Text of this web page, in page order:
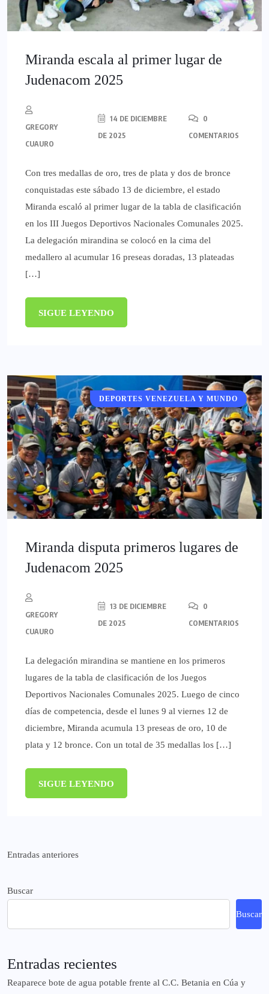
Miranda escala al primer lugar de
Judenacom 2025
GREGORY
CUAURO
14 DE DICIEMBRE
DE 2025
0
COMENTARIOS
Con tres medallas de oro, tres de plata y dos de bronce
conquistadas este sábado 13 de diciembre, el estado
Miranda escaló al primer lugar de la tabla de clasificación
en los III Juegos Deportivos Nacionales Comunales 2025.
La delegación mirandina se colocó en la cima del
medallero al acumular 16 preseas doradas, 13 plateadas
[…]
SIGUE LEYENDO
DEPORTES
DEPORTES VENEZUELA Y MUNDO
Miranda disputa primeros lugares de
Judenacom 2025
GREGORY
CUAURO
13 DE DICIEMBRE
DE 2025
0
COMENTARIOS
La delegación mirandina se mantiene en los primeros
lugares de la tabla de clasificación de los Juegos
Deportivos Nacionales Comunales 2025. Luego de cinco
días de competencia, desde el lunes 9 al viernes 12 de
diciembre, Miranda acumula 13 preseas de oro, 10 de
plata y 12 bronce. Con un total de 35 medallas los […]
SIGUE LEYENDO
Navegación
entradas
Entradas anteriores
Buscar
Buscar
Entradas recientes
Reaparece bote de agua potable frente al C.C. Betania en Cúa y